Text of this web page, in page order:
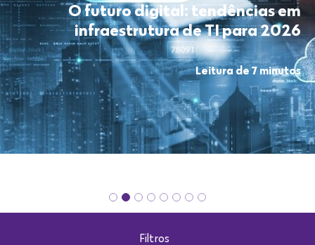
O futuro digital: tendências em
infraestrutura de TI para 2026
Leitura de 7 minutos
Filtros